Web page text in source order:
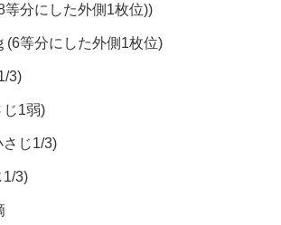
分にした外側1枚位))
等分にした外側1枚位)
3)
1弱)
じ1/3)
3)